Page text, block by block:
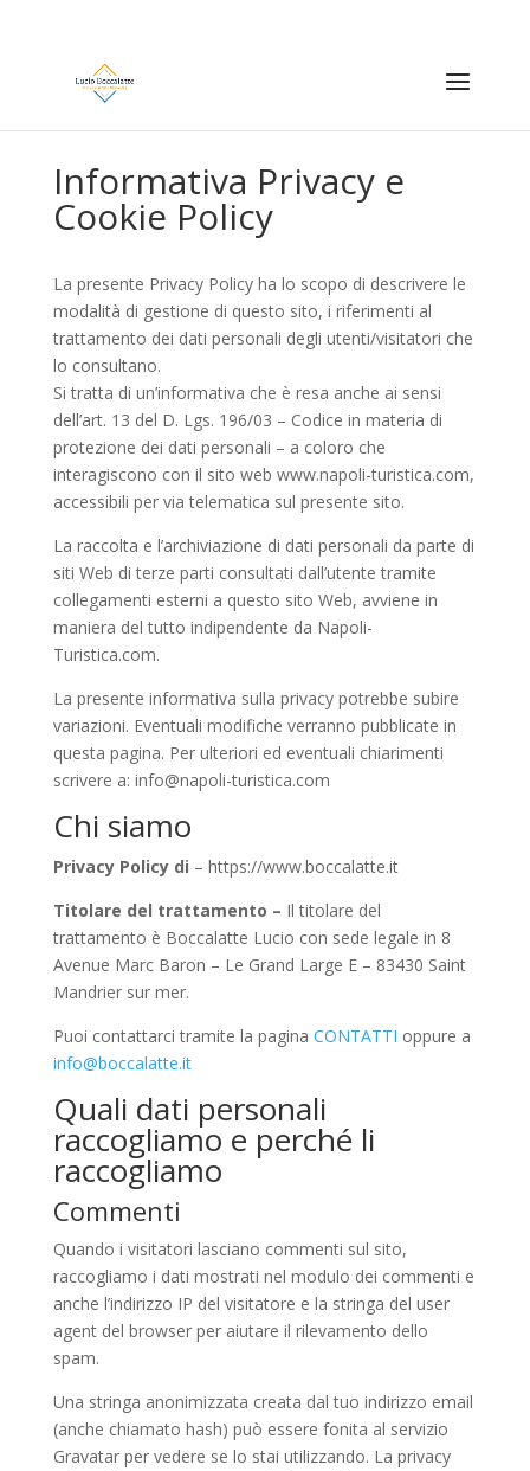
Informativa Privacy e
Cookie Policy
La presente Privacy Policy ha lo scopo di descrivere le
modalità di gestione di questo sito, i riferimenti al
trattamento dei dati personali degli utenti/visitatori che
lo consultano.
Si tratta di un’informativa che è resa anche ai sensi
dell’art. 13 del D. Lgs. 196/03 – Codice in materia di
protezione dei dati personali – a coloro che
interagiscono con il sito web www.napoli-turistica.com,
accessibili per via telematica sul presente sito.
La raccolta e l’archiviazione di dati personali da parte di
siti Web di terze parti consultati dall’utente tramite
collegamenti esterni a questo sito Web, avviene in
maniera del tutto indipendente da Napoli-
Turistica.com.
La presente informativa sulla privacy potrebbe subire
variazioni. Eventuali modifiche verranno pubblicate in
questa pagina. Per ulteriori ed eventuali chiarimenti
scrivere a: info@napoli-turistica.com
Chi siamo
Privacy Policy di – https://www.boccalatte.it
Titolare del trattamento – Il titolare del
trattamento è Boccalatte Lucio con sede legale in 8
Avenue Marc Baron – Le Grand Large E – 83430 Saint
Mandrier sur mer.
Puoi contattarci tramite la pagina CONTATTI oppure a
info@boccalatte.it
Quali dati personali
raccogliamo e perché li
raccogliamo
Commenti
Quando i visitatori lasciano commenti sul sito,
raccogliamo i dati mostrati nel modulo dei commenti e
anche l’indirizzo IP del visitatore e la stringa del user
agent del browser per aiutare il rilevamento dello
spam.
Una stringa anonimizzata creata dal tuo indirizzo email
(anche chiamato hash) può essere fonita al servizio
Gravatar per vedere se lo stai utilizzando. La privacy